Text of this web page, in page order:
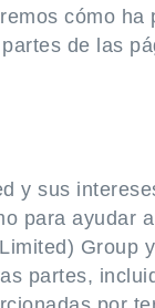
cómo
de las
y sus
para ayudar
Group
partes,